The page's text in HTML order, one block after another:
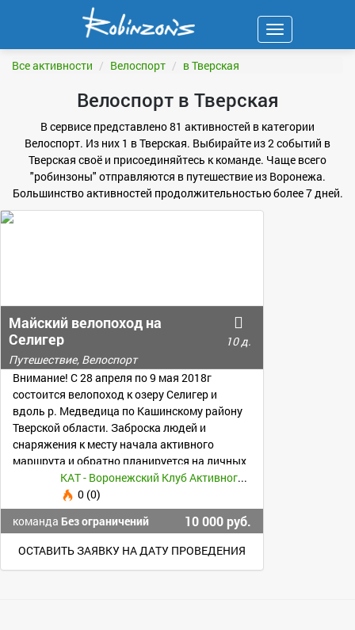
Навигация
Все активности Велоспорт в Тверская
Велоспорт в Тверская
В сервисе представлено 81 активностей в категории
Велоспорт. Из них 1 в Тверская. Выбирайте из 2 событий в
Тверская своё и присоединяйтесь к команде. Чаще всего
"робинзоны" отправляются в путешествие из Воронежа.
Большинство активностей продолжительностью более 7 дней.
Майский велопоход на
Селигер
10 д.
Путешествие, Велоспорт
Внимание! С 28 апреля по 9 мая 2018г
состоится велопоход к озеру Селигер и
вдоль р. Медведица по Кашинскому району
Тверской области. Заброска людей и
снаряжения к месту начала активного
маршрута и обратно планируется на личных
КАТ - Воронежский Клуб Активного Туризма и Альпинизма
0 (0)
команда Без ограничений 10 000 руб.
ОСТАВИТЬ ЗАЯВКУ НА ДАТУ ПРОВЕДЕНИЯ